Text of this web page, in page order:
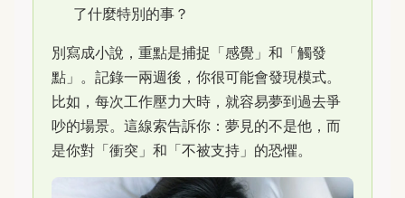
了什麼特別的事？
別寫成小說，重點是捕捉「感覺」和「觸發
點」。記錄一兩週後，你很可能會發現模式。
比如，每次工作壓力大時，就容易夢到過去爭
吵的場景。這線索告訴你：夢見的不是他，而
是你對「衝突」和「不被支持」的恐懼。